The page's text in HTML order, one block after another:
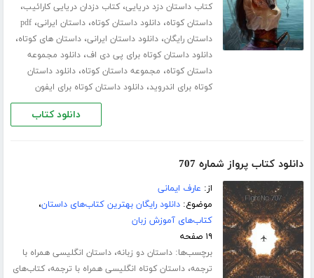
کتاب داستان دزد دریایی،کتاب دزدان دریایی کارائیب،
داستان کوتاه،دانلود داستان کوتاه،داستان ایرانی،pdf
داستان رایگان،دانلود داستان ایرانی،داستان های کوتاه،
دانلود داستان کوتاه برای پی دی اف،دانلود مجموعه
داستان کوتاه، مجموعه داستان کوتاه،دانلود داستان
کوتاه برای اندروید،دانلود داستان کوتاه برای ایفون
دانلود کتاب
دانلود کتاب پرواز شماره 707
از: عارف ایمانی
موضوع:دانلود رایگان بهترین کتاب‌های داستان،
کتاب‌های آموزش زبان
۱۹ صفحه
برچسب‌ها:داستان دو زبانه،داستان انگلیسی همراه با
ترجمه،داستان کوتاه انگلیسی همراه با ترجمه،کتاب‌های